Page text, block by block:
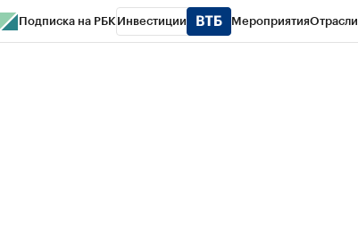
Подписка на РБК Инвестиции МероприятияОтрасли